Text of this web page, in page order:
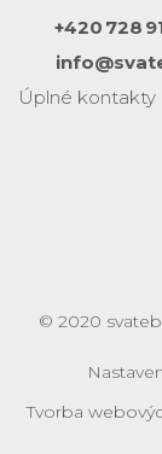
+420 728
Úplné kontakty
© 2020
Tvorba